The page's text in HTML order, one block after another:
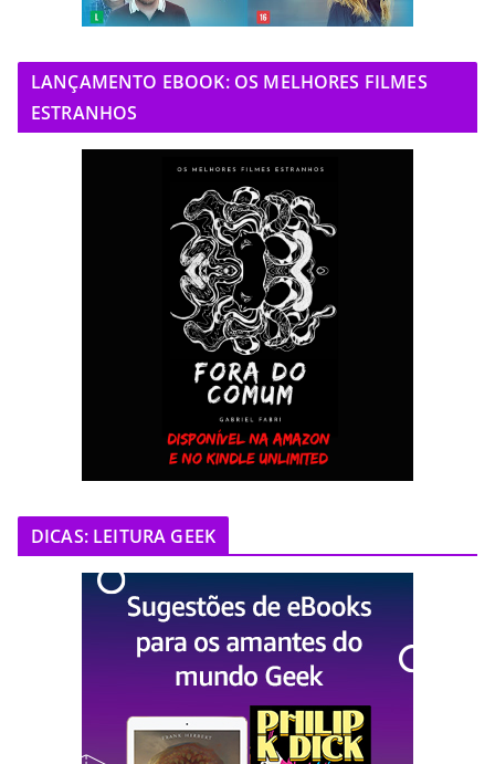
LANÇAMENTO EBOOK: OS MELHORES FILMES
ESTRANHOS
DICAS: LEITURA GEEK